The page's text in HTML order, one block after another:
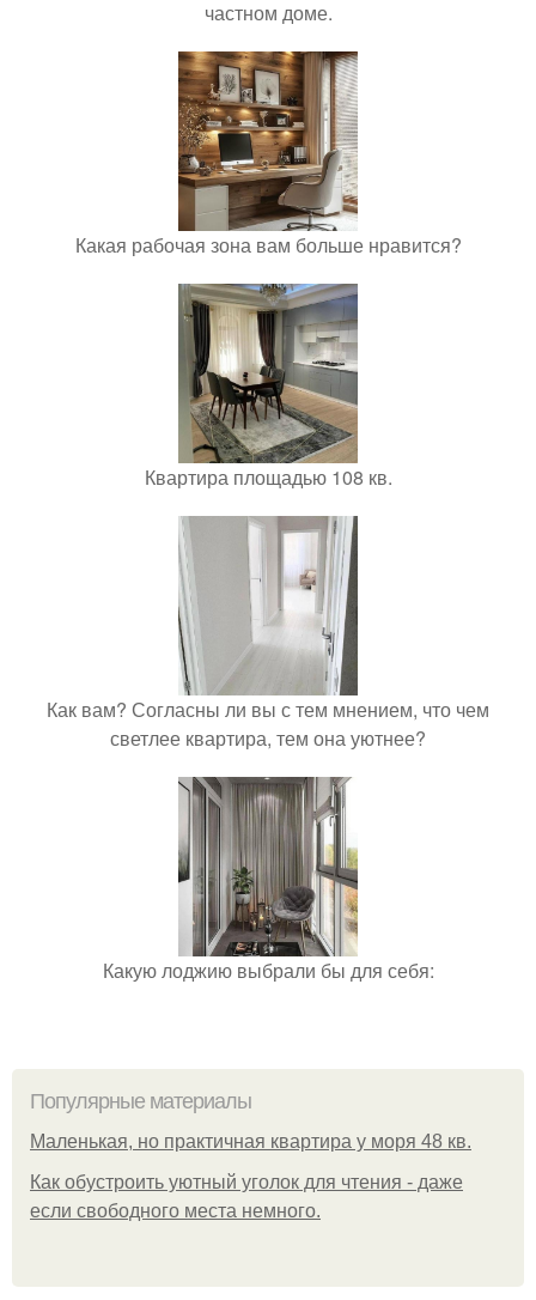
частном доме.
Какая рабочая зона вам больше нравится?
Квартира площадью 108 кв.
Как вам? Согласны ли вы с тем мнением, что чем
светлее квартира, тем она уютнее?
Какую лоджию выбрали бы для себя:
Популярные материалы
Маленькая, но практичная квартира у моря 48 кв.
Как обустроить уютный уголок для чтения - даже
если свободного места немного.